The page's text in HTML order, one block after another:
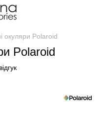
окуляри Polaroid
Polaroid